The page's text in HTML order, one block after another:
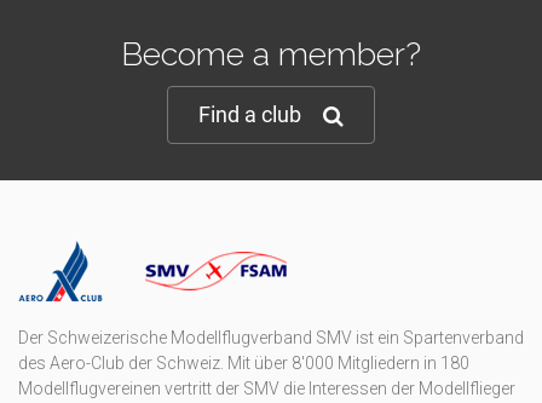
Become a member?
Find a club
Der Schweizerische Modellflugverband SMV ist ein Spartenverband
des Aero-Club der Schweiz. Mit über 8'000 Mitgliedern in 180
Modellflugvereinen vertritt der SMV die Interessen der Modellflieger